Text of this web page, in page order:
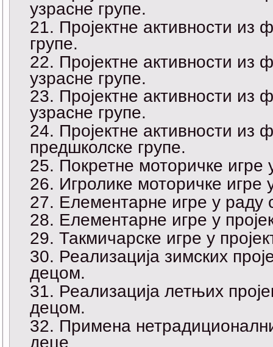
узрасне групе.
Пројектне активности
групе.
Пројектне активности
узрасне групе.
Пројектне активности из
узрасне групе.
Пројектне активности
предшколске групе.
Покретне моторичке игре
Игролике моторичке игре
Елементарне игре у
Елементарне игре у
Такмичарске игре у
Реализација зимских
децом.
Реализација летњих
децом.
Примена
деце